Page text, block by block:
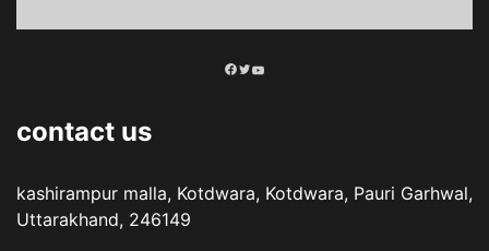
Facebook
Twitter
YouTube
contact us
kashirampur malla, Kotdwara, Kotdwara, Pauri Garhwal,
Uttarakhand, 246149